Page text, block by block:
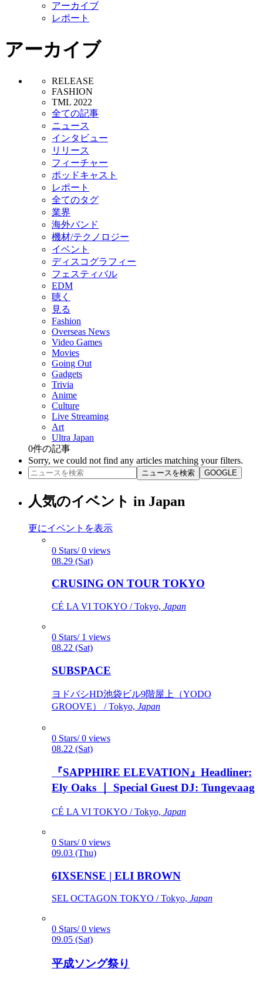
アーカイブ
レポート
アーカイブ
RELEASE
FASHION
TML 2022
全ての記事
ニュース
インタビュー
リリース
フィーチャー
ポッドキャスト
レポート
全てのタグ
業界
海外バンド
機材/テクノロジー
イベント
ディスコグラフィー
フェスティバル
EDM
聴く
見る
Fashion
Overseas News
Video Games
Movies
Going Out
Gadgets
Trivia
Anime
Culture
Live Streaming
Art
Ultra Japan
0件の記事
Sorry, we could not find any articles matching your filters.
ニュースを検索 GOOGLE
人気のイベント in Japan
更にイベントを表示
0 Stars/ 0 views
08.29 (Sat)
CRUSING ON TOUR TOKYO
CÉ LA VI TOKYO / Tokyo, Japan
0 Stars/ 1 views
08.22 (Sat)
SUBSPACE
ヨドバシHD池袋ビル9階屋上（YODO
GROOVE） / Tokyo, Japan
0 Stars/ 0 views
08.22 (Sat)
『SAPPHIRE ELEVATION』Headliner:
Ely Oaks ｜ Special Guest DJ: Tungevaag
CÉ LA VI TOKYO / Tokyo, Japan
0 Stars/ 0 views
09.03 (Thu)
6IXSENSE | ELI BROWN
SEL OCTAGON TOKYO / Tokyo, Japan
0 Stars/ 0 views
09.05 (Sat)
平成ソング祭り